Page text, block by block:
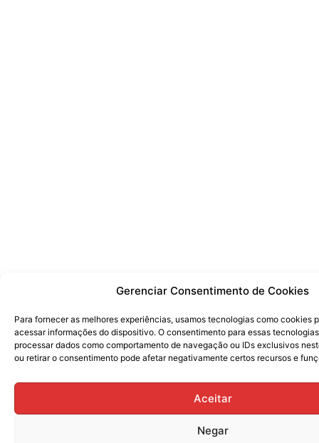
Gerenciar Consentimento de Cookies
Para fornecer as melhores experiências, usamos tecnologias como cookies
acessar informações do dispositivo. O consentimento para essas
processar dados como comportamento de navegação ou IDs exclusivos
ou retirar o consentimento pode afetar negativamente certos recursos e
Aceitar
Negar